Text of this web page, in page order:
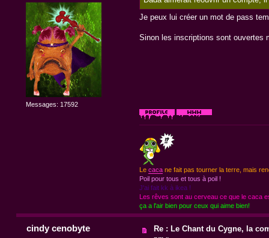
Messages: 17592
Je peux lui créer un mot de pass
Sinon les inscriptions sont ouvertes
Le cacane fait pas tourner la terre, mais
Poil pour tous et tous à poil !
J'ai fait kk à ikea !
Les rêves sont au cerveau ce que le caca
ça a l'air bien pour ceux qui aime bien!
cindy cenobyte Re : Le Chant du Cygne, la